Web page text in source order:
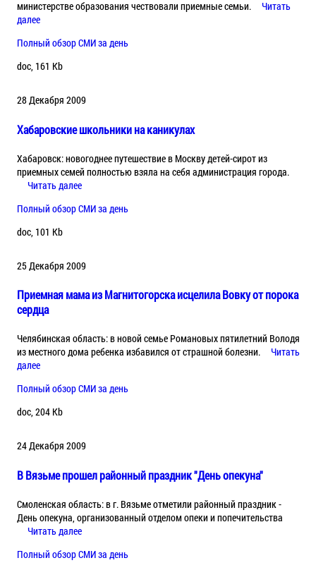
министерстве образования чествовали приемные семьи.
Читать
далее
Полный обзор СМИ за день
doc, 161 Kb
28 Декабря 2009
Хабаровские школьники на каникулах
Хабаровск: новогоднее путешествие в Москву детей-сирот из
приемных семей полностью взяла на себя администрация города.
Читать далее
Полный обзор СМИ за день
doc, 101 Kb
25 Декабря 2009
Приемная мама из Магнитогорска исцелила Вовку от порока
сердца
Челябинская область: в новой семье Романовых пятилетний Володя
из местного дома ребенка избавился от страшной болезни.
Читать
далее
Полный обзор СМИ за день
doc, 204 Kb
24 Декабря 2009
В Вязьме прошел районный праздник "День опекуна"
Смоленская область: в г. Вязьме отметили районный праздник -
День опекуна, организованный отделом опеки и попечительства
Читать далее
Полный обзор СМИ за день